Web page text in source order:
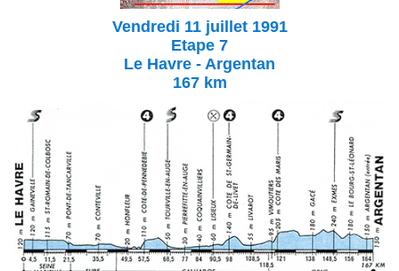
Vendredi 11 juillet 1991
Etape 7
Le Havre - Argentan
167 km